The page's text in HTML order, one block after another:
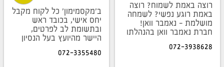
רוצה באמת לשמוח? רוצה
באמת רוגע נפשי? לשמחה
מושלמת - נאמבר וואן!
חברת נאמבר וואן בהנהלתו
ניסיון רב בארגון אירועים
072-3938628
ב'מקסמימון' כל לקוח מקבל
יחס אישי, בכובד ראש
ובתשומת לב לפרטים,
היישר מהיועץ בעל הנסיון
התיק.
072-3355480